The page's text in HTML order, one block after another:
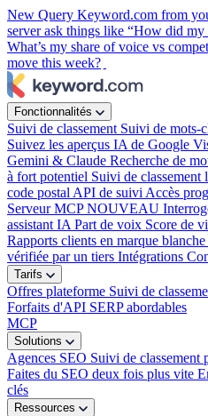
New Query Keyword.com from
server ask things like “How did my
What’s my share of voice vs
move this week?
Fonctionnalités
Suivi de classement Suivi de mots-
Suivez les aperçus IA de Google
Gemini & Claude Recherche de
à fort potentiel Suivi de classement
code postal API de suivi Accès
Serveur MCPNOUVEAU
assistant IA Part de voix Score de
Rapports clients en marque blanche
vérifiée par un tiers Intégrations
Tarifs
Offres plateforme Suivi de
Forfaits d'API SERP abordables
MCP
Solutions
Agences SEO Suivi de classement
Faites du SEO deux fois plus vite
clés
Ressources